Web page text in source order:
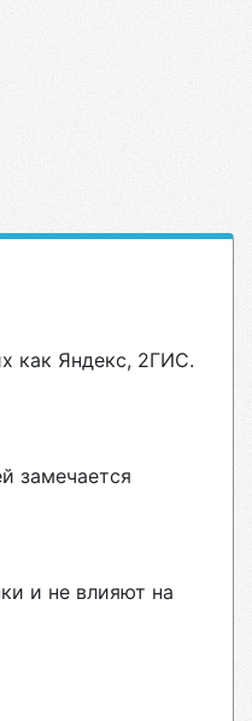
как Яндекс, 2ГИС.
замечается
и не влияют на